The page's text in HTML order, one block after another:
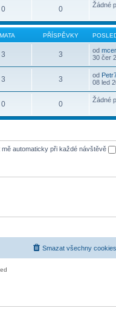
0 0 Žádné
PŘÍSPĚVKY
3 3 od
30 čer
3 3 od
08 led
0 0 Žádné
mě automaticky při každé návštěvě
Smazat všechny